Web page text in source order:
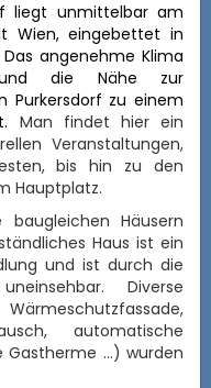
liegt unmittelbar am
Wien, eingebettet in
angenehme Klima
die Nähe zur
Purkersdorf zu einem
Man findet hier ein
Veranstaltungen,
bis hin zu den
Hauptplatz.
Häusern
Haus ist ein
und ist durch die
Diverse
automatische
Gastherme ...) wurden